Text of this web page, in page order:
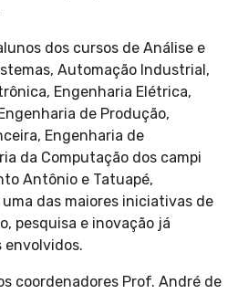
dos cursos de Análise e
Automação Industrial,
Engenharia Elétrica,
de Produção,
Engenharia de
da Computação dos campi
Antônio e Tatuapé,
das maiores iniciativas de
pesquisa e inovação já
envolvidos.
coordenadores Prof. André de